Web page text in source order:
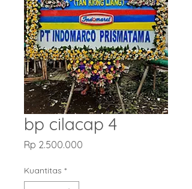
bp cilacap 4
Rp 2.500.000
Kuantitas *